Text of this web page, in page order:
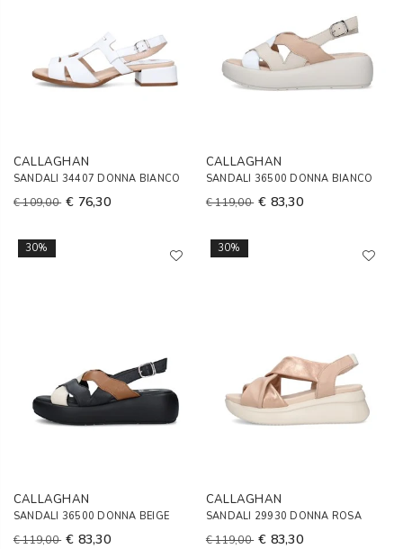
CALLAGHAN
SANDALI 34407 DONNA BIANCO
€ 109,00 € 76,30
CALLAGHAN
SANDALI 36500 DONNA BIANCO
€ 119,00 € 83,30
30%
CALLAGHAN
SANDALI 36500 DONNA BEIGE
€ 119,00 € 83,30
30%
CALLAGHAN
SANDALI 29930 DONNA ROSA
€ 119,00 € 83,30